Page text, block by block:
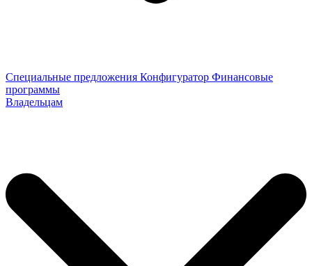
Специальные предложения Конфигуратор Финансовые
программы
Владельцам